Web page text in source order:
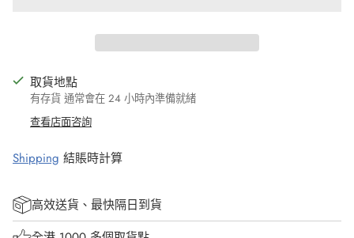
取貨地點
有存貨 通常會在 24 小時內準備就緒
查看店面咨詢
Shipping 結賬時計算
高效送貨、最快隔日到貨